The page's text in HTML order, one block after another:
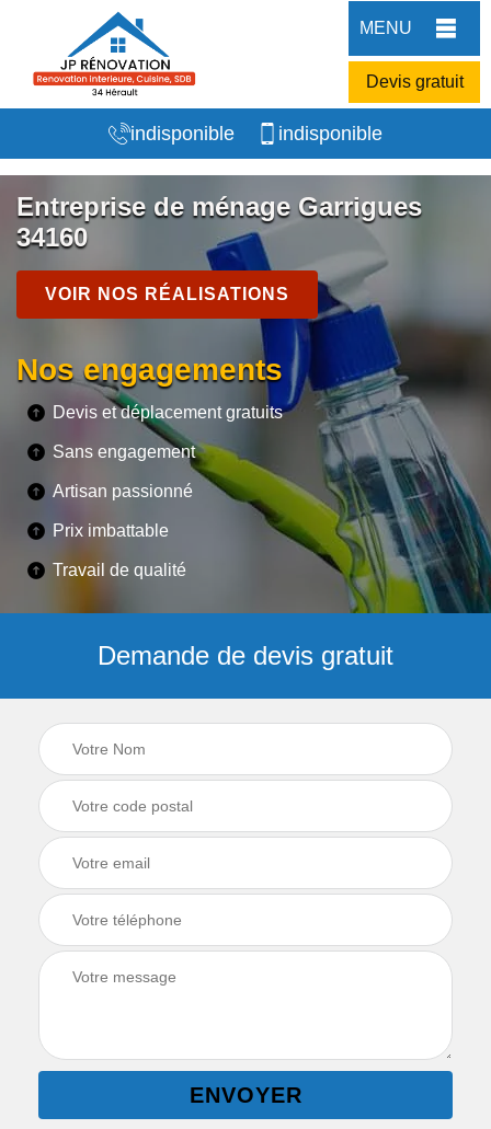
MENU
Devis gratuit
indisponible indisponible
Entreprise de ménage Garrigues
34160
VOIR NOS RÉALISATIONS
Nos engagements
Devis et déplacement gratuits
Sans engagement
Artisan passionné
Prix imbattable
Travail de qualité
Demande de devis gratuit